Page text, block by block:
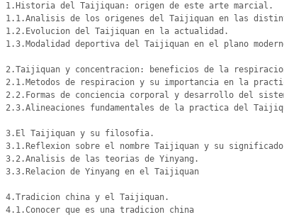
1.Historia del Taijiquan: origen de este arte marcial.
1.1.Analisis de los origenes del Taijiquan en las
1.2.Evolucion del Taijiquan en la actualidad.
1.3.Modalidad deportiva del Taijiquan en el plano
2.Taijiquan y concentracion: beneficios de la
2.1.Metodos de respiracion y su importancia en la
2.2.Formas de conciencia corporal y desarrollo del
2.3.Alineaciones fundamentales de la practica del
3.El Taijiquan y su filosofia.
3.1.Reflexion sobre el nombre Taijiquan y su significado
3.2.Analisis de las teorias de Yinyang.
3.3.Relacion de Yinyang en el Taijiquan
4.Tradicion china y el Taijiquan.
4.1.Conocer que es una tradicion china